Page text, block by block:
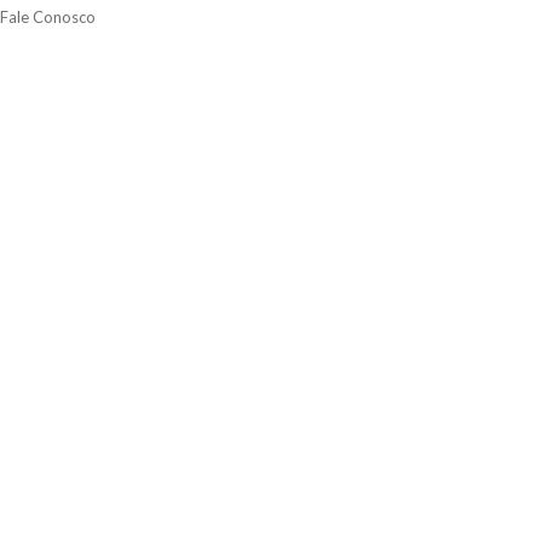
Fale Conosco